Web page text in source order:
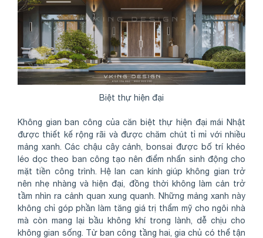
Biệt thự hiện đại
Không gian ban công của căn biệt thự hiện đại mái Nhật
được thiết kế rộng rãi và được chăm chút tỉ mỉ với nhiều
mảng xanh. Các chậu cây cảnh, bonsai được bố trí khéo
léo dọc theo ban công tạo nên điểm nhấn sinh động cho
mặt tiền công trình. Hệ lan can kính giúp không gian trở
nên nhẹ nhàng và hiện đại, đồng thời không làm cản trở
tầm nhìn ra cảnh quan xung quanh. Những mảng xanh này
không chỉ góp phần làm tăng giá trị thẩm mỹ cho ngôi nhà
mà còn mang lại bầu không khí trong lành, dễ chịu cho
không gian sống. Từ ban công tầng hai, gia chủ có thể tận